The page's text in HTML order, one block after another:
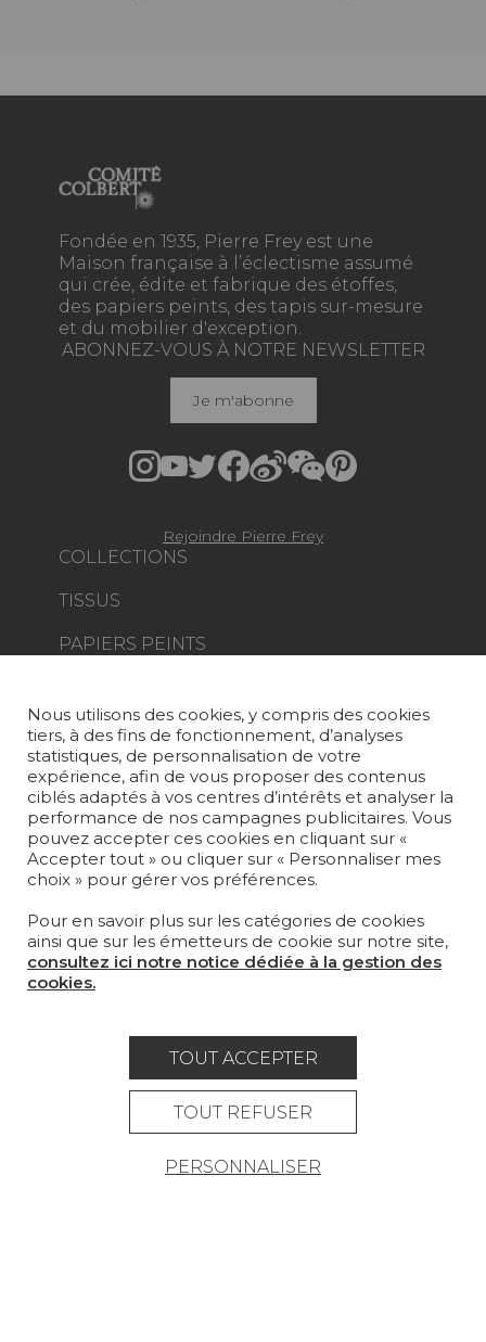
Fondée en 1935, Pierre Frey est une
Maison française à l’éclectisme assumé
qui crée, édite et fabrique des étoffes,
des papiers peints, des tapis sur-mesure
et du mobilier d'exception.
COLLECTIONS
TISSUS
PAPIERS PEINTS
MOBILIER
PROJETS
SUR-MESURE
MAGAZINE
LA MAISON
OÙ NOUS TROUVER ?
ABONNEZ-VOUS À NOTRE NEWSLETTER
Je m'abonne
Rejoindre Pierre Frey
Carrière Contact
Lexique
Mentions légales
données
Nous utilisons des cookies, y compris des cookies
tiers, à des fins de fonctionnement, d’analyses
statistiques, de personnalisation de votre
expérience, afin de vous proposer des contenus
ciblés adaptés à vos centres d’intérêts et analyser la
performance de nos campagnes publicitaires. Vous
pouvez accepter ces cookies en cliquant sur «
Accepter tout » ou cliquer sur « Personnaliser mes
choix » pour gérer vos préférences.
Pour en savoir plus sur les catégories de cookies
ainsi que sur les émetteurs de cookie sur notre site,
consultez ici notre notice dédiée à la gestion des
cookies.
TOUT ACCEPTER
TOUT REFUSER
PERSONNALISER